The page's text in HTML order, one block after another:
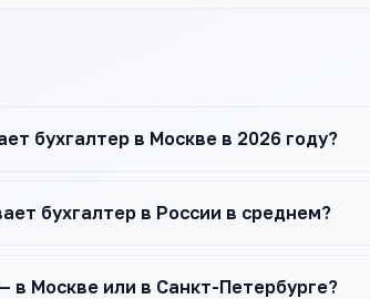
бухгалтер в Москве в 2026 году?
бухгалтер в России в среднем?
в Москве или в Санкт-Петербурге?